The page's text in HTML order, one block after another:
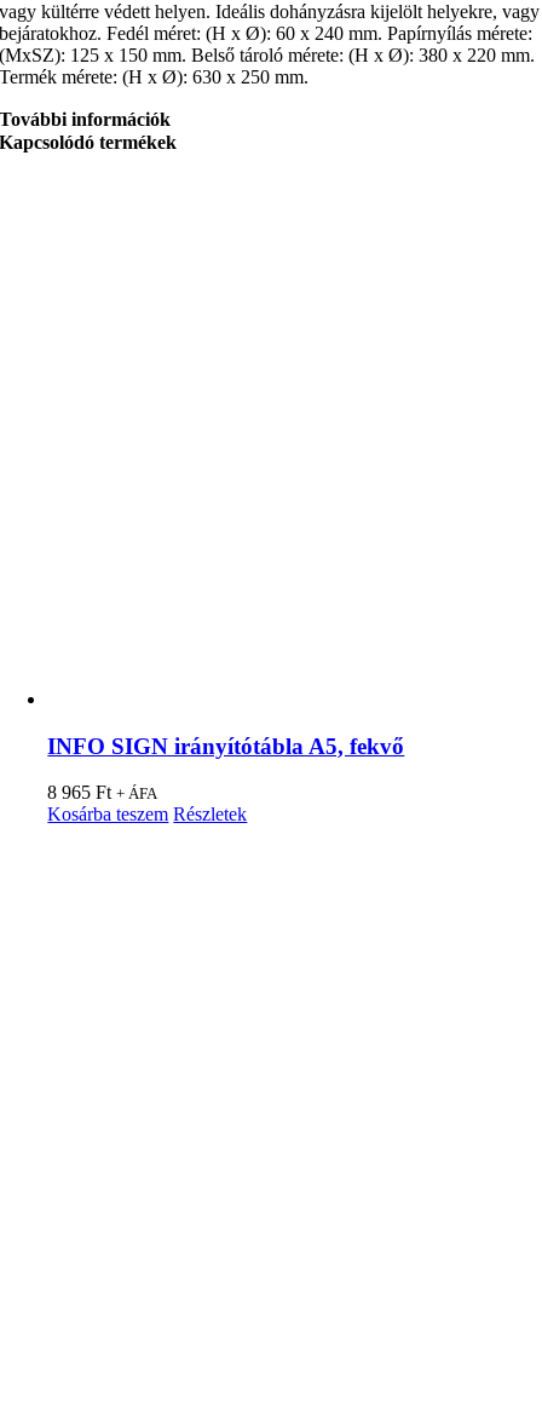
vagy kültérre védett helyen. Ideális dohányzásra kijelölt helyekre, vagy
bejáratokhoz. Fedél méret: (H x Ø): 60 x 240 mm. Papírnyílás mérete:
(MxSZ): 125 x 150 mm. Belső tároló mérete: (H x Ø): 380 x 220 mm.
Termék mérete: (H x Ø): 630 x 250 mm.
További információk
Kapcsolódó termékek
INFO SIGN irányítótábla A5, fekvő
8 965Ft + ÁFA
Kosárba teszem Részletek